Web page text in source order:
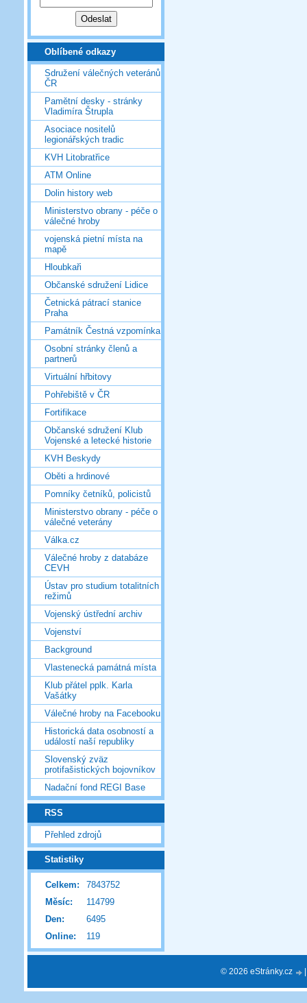
Oblíbené odkazy
Sdružení válečných veteránů
ČR
Pamětní desky - stránky
Vladimíra Štrupla
Asociace nositelů
legionářských tradic
KVH Litobratřice
ATM Online
Dolin history web
Ministerstvo obrany - péče o
válečné hroby
vojenská pietní místa na
mapě
Hloubkaři
Občanské sdružení Lidice
Četnická pátrací stanice
Praha
Památník Čestná vzpomínka
Osobní stránky členů a
partnerů
Virtuální hřbitovy
Pohřebiště v ČR
Fortifikace
Občanské sdružení Klub
Vojenské a letecké historie
KVH Beskydy
Oběti a hrdinové
Pomníky četníků, policistů
Ministerstvo obrany - péče o
válečné veterány
Válka.cz
Válečné hroby z databáze
CEVH
Ústav pro studium totalitních
režimů
Vojenský ústřední archiv
Vojenství
Background
Vlastenecká památná místa
Klub přátel pplk. Karla
Vašátky
Válečné hroby na Facebooku
Historická data osobností a
událostí naší republiky
Slovenský zväz
protifašistických bojovníkov
Nadační fond REGI Base
RSS
Přehled zdrojů
Statistiky
Online: 119
Celkem:
7843752
Měsíc:
114799
Den:
6495
© 2026 eStránky.cz